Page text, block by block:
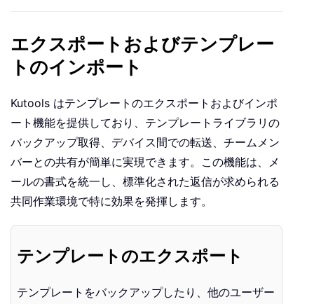
エクスポートおよびテンプレー
トのインポート
Kutools はテンプレートのエクスポートおよびインポ
ート機能を提供しており、テンプレートライブラリの
バックアップ取得、デバイス間での転送、チームメン
バーとの共有が簡単に実現できます。この機能は、メ
ールの書式を統一し、標準化された返信が求められる
共同作業環境で特に効果を発揮します。
テンプレートのエクスポート
テンプレートをバックアップしたり、他のユーザー